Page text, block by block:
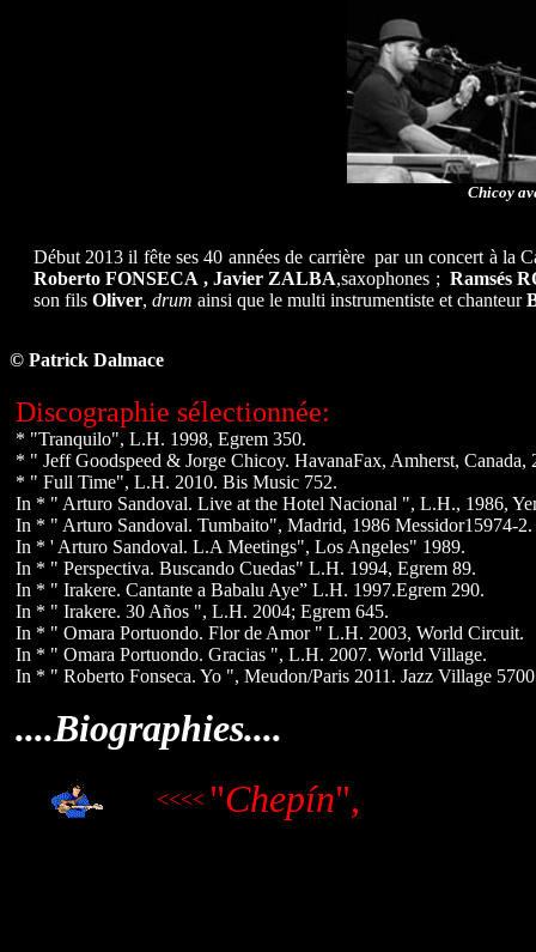
Chicoy
Début 2013 il fête ses 40 années de carrière par un concert à la
Roberto FONSECA , Javier ZALBA,saxophones ; Ramsés
son fils Oliver, drum ainsi que le multi instrumentiste et chanteur
© Patrick Dalmace
Discographie sélectionnée:
* "Tranquilo", L.H. 1998, Egrem 350.
* " Jeff Goodspeed & Jorge Chicoy. HavanaFax, Amherst, Canada,
* " Full Time", L.H. 2010. Bis Music 752.
In * " Arturo Sandoval. Live at the Hotel Nacional ", L.H., 1986,
In * " Arturo Sandoval. Tumbaito", Madrid, 1986 Messidor15974-2.
In * ' Arturo Sandoval. L.A Meetings", Los Angeles" 1989.
In * " Perspectiva. Buscando Cuedas" L.H. 1994, Egrem 89.
In * " Irakere. Cantante a Babalu Aye” L.H. 1997.Egrem 290.
In * " Irakere. 30 Años ", L.H. 2004; Egrem 645.
In * " Omara Portuondo. Flor de Amor " L.H. 2003, World Circuit.
In * " Omara Portuondo. Gracias ", L.H. 2007. World Village.
In * " Roberto Fonseca. Yo ", Meudon/Paris 2011. Jazz Village
....Biographies....
<<<< "Chepín",